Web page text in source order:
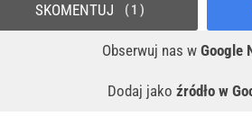
Obserwuj nas w Google
Dodaj jako źródło w
SKOMENTUJ 1